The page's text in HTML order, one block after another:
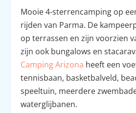
Mooie 4-sterrencamping op
rijden van Parma. De
op terrassen en zijn voorzien
zijn ook bungalows en
Camping Arizona heeft een
tennisbaan, basketbalveld,
speeltuin, meerdere
waterglijbanen.